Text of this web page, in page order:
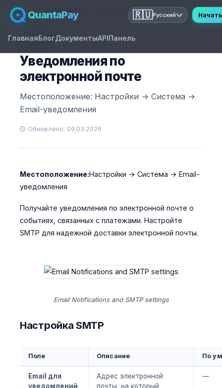
QuantaPay
ГлавнаяБлогДокументыAPIПанель
🇷🇺Русский
Главная Документация Начало работы Настройки системы
GUIDE
Уведомления по
электронной почте
Местоположение: Настройки → Система →
Email-уведомления
Обновлено: 09.03.2026
Местоположение:Настройки → Система → Email-
уведомления
Получайте уведомления по электронной почте о
событиях, связанных с платежами. Настройте
SMTP для надежной доставки электронной почты.
Email Notifications and SMTP settings
Настройка SMTP
Поле Описание По
Email для
уведомлений
Адрес электронной
почты, на который
—